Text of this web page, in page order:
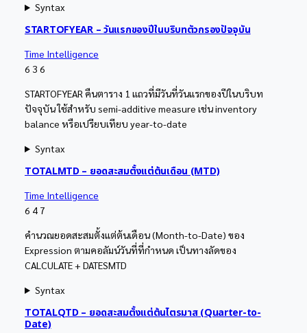
Syntax
STARTOFYEAR – วันแรกของปีในบริบทตัวกรองปัจจุบัน
Time Intelligence
6 3 6
STARTOFYEAR คืนตาราง 1 แถวที่มีวันที่วันแรกของปีในบริบท
ปัจจุบัน ใช้สำหรับ semi-additive measure เช่น inventory
balance หรือเปรียบเทียบ year-to-date
Syntax
TOTALMTD – ยอดสะสมตั้งแต่ต้นเดือน (MTD)
Time Intelligence
6 4 7
คำนวณยอดสะสมตั้งแต่ต้นเดือน (Month-to-Date) ของ
Expression ตามคอลัมน์วันที่ที่กำหนด เป็นทางลัดของ
CALCULATE + DATESMTD
Syntax
TOTALQTD – ยอดสะสมตั้งแต่ต้นไตรมาส (Quarter-to-
Date)